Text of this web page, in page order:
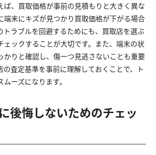
ば、買取価格が事前の見積もりと大きく異な
端末にキズが見つかり買取価格が下がる場合
トラブルを回避するためにも、買取店を選ぶ
ェックすることが大切です。また、端末の状
かりと確認し、傷一つ見逃さないことも重要
の査定基準を事前に理解しておくことで、ト
ーズになります。
後悔しないためのチェッ